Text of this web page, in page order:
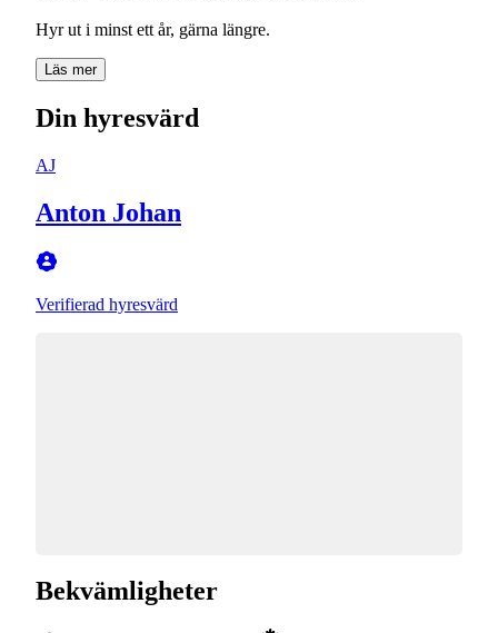
Hyr ut i minst ett år, gärna längre.
Läs mer
Din hyresvärd
AJ
Anton Johan
Verifierad hyresvärd
Bekvämligheter